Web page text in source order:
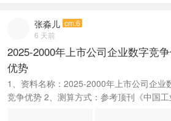
张淼儿 cm.6
6 天前
2025-2000年上市公司企业数字竞
优势
1、资料名称：2025-2000年上市公司企业
竞争优势 2、测算方式：参考顶刊《中国